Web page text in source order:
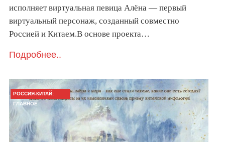
исполняет виртуальная певица Алёна — первый
виртуальный персонаж, созданный совместно
Россией и Китаем.В основе проекта…
Подробнее..
РОССИЯ-КИТАЙ:
ГЛАВНОЕ